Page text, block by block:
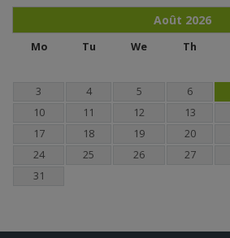
Août 2026
Mo Tu We Th
3
4 5 6
10
11 12 13
17
18 19 20
24
25 26 27
31